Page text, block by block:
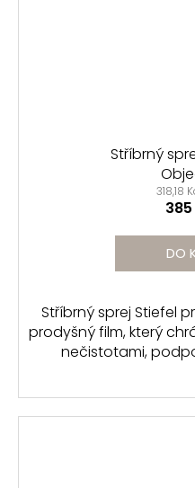
Stříbrný
318,18
DO
Stříbrný sprej Stiefel
prodyšný film, který
nečistotami,